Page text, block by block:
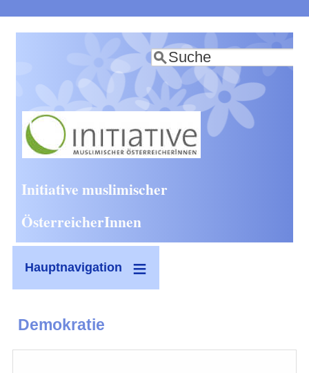
zum
Inhalt
Suche
Initiative muslimischer
ÖsterreicherInnen
Hauptnavigation
Demokratie